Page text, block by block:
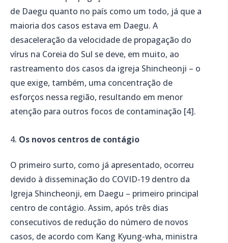
de Daegu quanto no país como um todo, já que a
maioria dos casos estava em Daegu. A
desaceleração da velocidade de propagação do
vírus na Coreia do Sul se deve, em muito, ao
rastreamento dos casos da igreja Shincheonji – o
que exige, também, uma concentração de
esforços nessa região, resultando em menor
atenção para outros focos de contaminação [4].
Os novos centros de contágio
O primeiro surto, como já apresentado, ocorreu
devido à disseminação do COVID-19 dentro da
Igreja Shincheonji, em Daegu – primeiro principal
centro de contágio. Assim, após três dias
consecutivos de redução do número de novos
casos, de acordo com Kang Kyung-wha, ministra